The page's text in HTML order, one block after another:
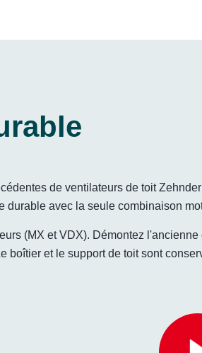
de ventilateurs de toit
durable avec la seule combinaison
(MX et VDX). Démontez
boîtier et le support de toit sont